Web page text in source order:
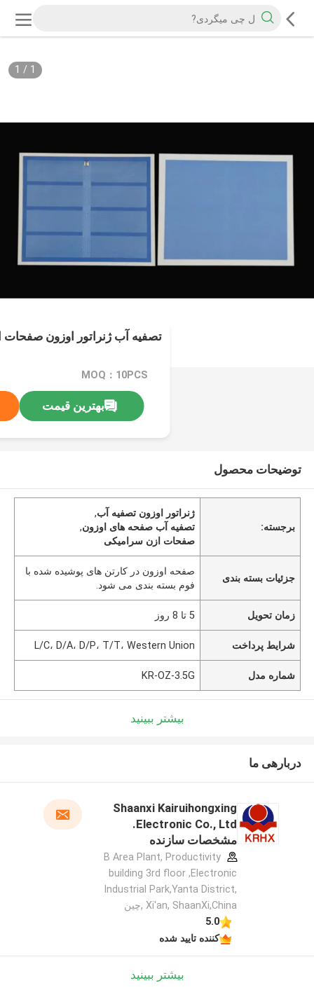
1
/
1
تصفیه آب ژنراتور اوزون
MOQ：10PCS
بهترین قیمت
توضیحات محصول
برجسته:
ژنراتور اوزون تصفیه آب,
تصفیه آب صفحه های اوزون,
صفحات ازن سرامیکی
جزئیات بسته بندی
صفحه اوزون در کارتن های پوشیده شده با
فوم بسته بندی می شود.
زمان تحویل 5 تا 8 روز
شرایط پرداخت L/C، D/A، D/P، T/T، Western Union
شماره مدل KR-OZ-3.5G
بیشتر ببینید
دربارهی ما
Shaanxi Kairuihongxing
Electronic Co., Ltd.
مشخصات سازنده
B Area Plant, Productivity
building 3rd floor ,Electronic
Industrial Park,Yanta District,
Xi'an, ShaanXi,China ,چین
5.0
کننده تایید شده
بیشتر ببینید